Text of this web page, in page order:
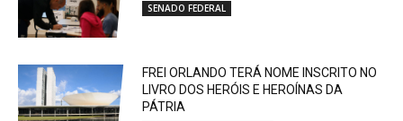
SENADO FEDERAL
FREI ORLANDO TERÁ NOME INSCRITO NO
LIVRO DOS HERÓIS E HEROÍNAS DA
PÁTRIA